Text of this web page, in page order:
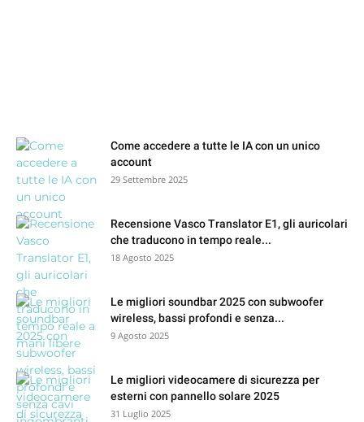
Come accedere a tutte le IA con un unico
account
29 Settembre 2025
Recensione Vasco Translator E1, gli auricolari
che traducono in tempo reale...
18 Agosto 2025
Le migliori soundbar 2025 con subwoofer
wireless, bassi profondi e senza...
9 Agosto 2025
Le migliori videocamere di sicurezza per
esterni con pannello solare 2025
31 Luglio 2025